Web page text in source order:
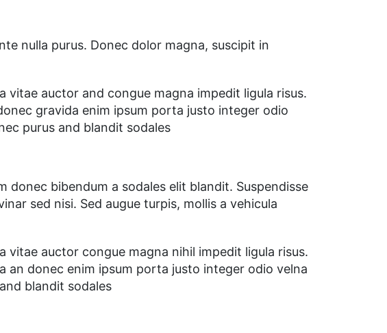
nulla purus. Donec dolor magna, suscipit in
auctor and congue magna impedit ligula risus.
gravida enim ipsum porta justo integer odio
purus and blandit sodales
bibendum a sodales elit blandit. Suspendisse
sed nisi. Sed augue turpis, mollis a vehicula
auctor congue magna nihil impedit ligula risus.
an donec enim ipsum porta justo integer odio velna
blandit sodales